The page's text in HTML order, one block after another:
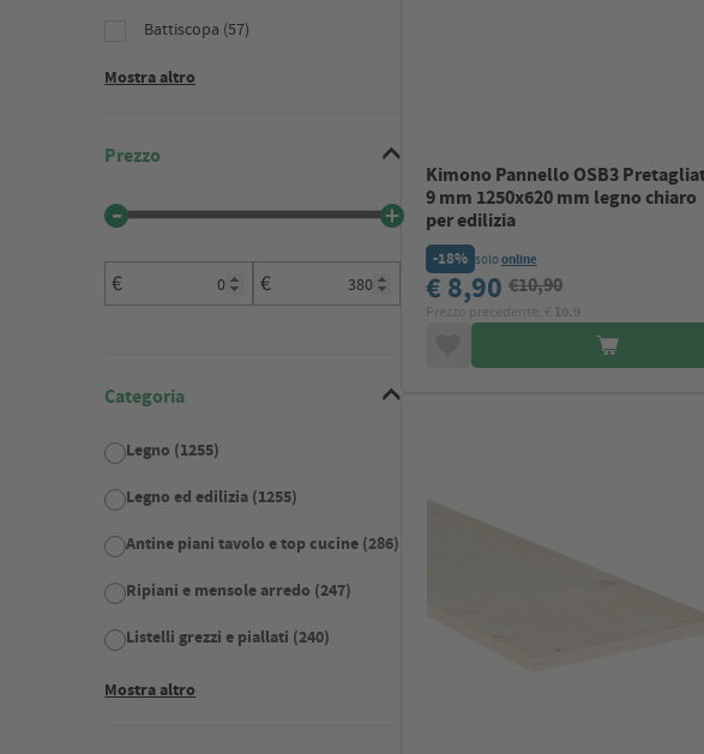
Battiscopa (57)
Mostra altro
Prezzo
€ €
Categoria
Legno (1255)
Legno ed edilizia (1255)
Antine piani tavolo e top cucine (286)
Ripiani e mensole arredo (247)
Listelli grezzi e piallati (240)
Mostra altro
Kimono Pannello OSB3
9 mm 1250x620 mm legno chiaro
per edilizia
-18% soloonline
€ 8,90 €10,90